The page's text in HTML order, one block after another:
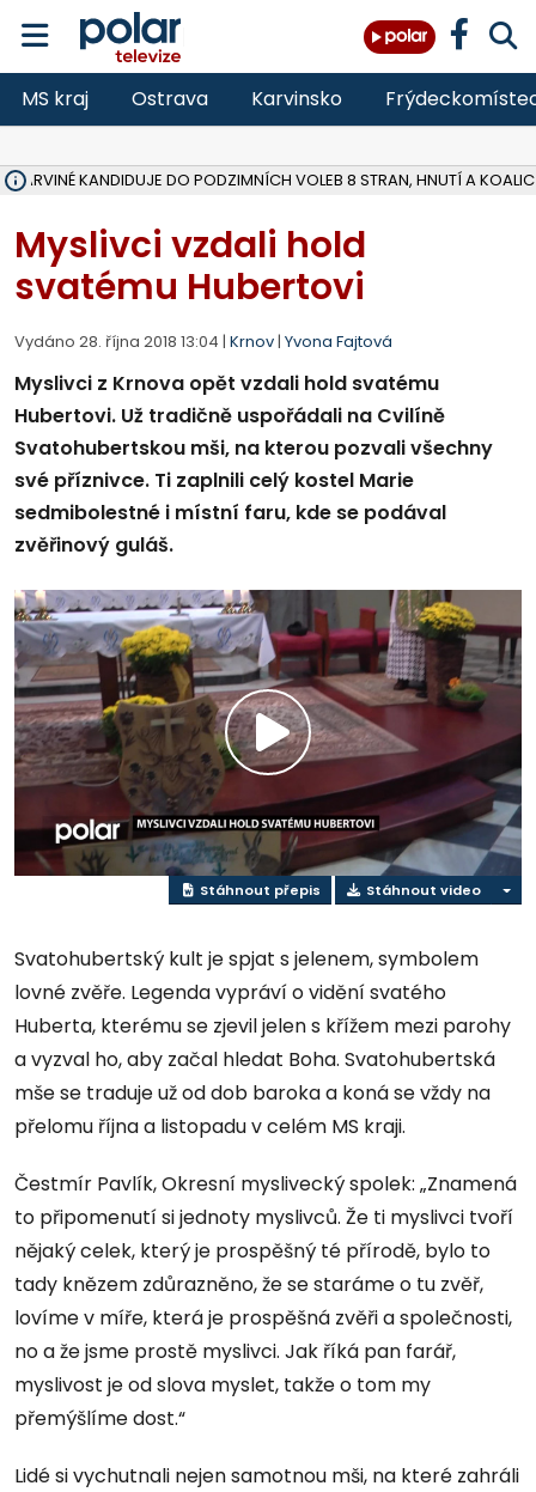
MS kraj Ostrava Karvinsko
V KARVINÉ KANDIDUJE DO PODZIMNÍCH VOLEB 8 STRAN, HNUTÍ A KOALIC
Myslivci vzdali hold
svatému Hubertovi
Vydáno 28. října 2018 13:04 | Krnov | Yvona Fajtová
Myslivci z Krnova opět vzdali hold svatému
Hubertovi. Už tradičně uspořádali na Cvilíně
Svatohubertskou mši, na kterou pozvali všechny
své příznivce. Ti zaplnili celý kostel Marie
sedmibolestné i místní faru, kde se podával
zvěřinový guláš.
Přehrát
video
Stáhnout přepis Stáhnout video
Svatohubertský kult je spjat s jelenem, symbolem
lovné zvěře. Legenda vypráví o vidění svatého
Huberta, kterému se zjevil jelen s křížem mezi parohy
a vyzval ho, aby začal hledat Boha. Svatohubertská
mše se traduje už od dob baroka a koná se vždy na
přelomu října a listopadu v celém MS kraji.
Čestmír Pavlík, Okresní myslivecký spolek: „Znamená
to připomenutí si jednoty myslivců. Že ti myslivci tvoří
nějaký celek, který je prospěšný té přírodě, bylo to
tady knězem zdůrazněno, že se staráme o tu zvěř,
lovíme v míře, která je prospěšná zvěři a společnosti,
no a že jsme prostě myslivci. Jak říká pan farář,
myslivost je od slova myslet, takže o tom my
přemýšlíme dost.“
Lidé si vychutnali nejen samotnou mši, na které zahráli